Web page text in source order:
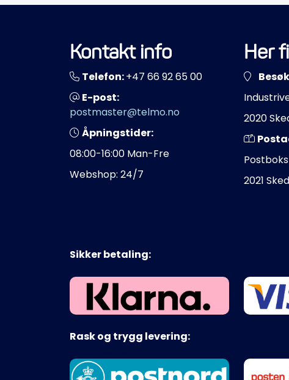
Kontakt info
Telefon:+47 66 92 65 00
E-post:
postmaster@telmo.no
Åpningstider:
08:00-16:00 Man-Fre
Webshop: 24/7
Her
2020
2021
Sikker betaling:
Rask og trygg levering: